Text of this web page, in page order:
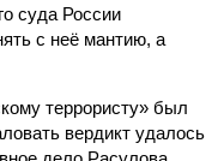
суда России
с неё мантию, а
террористу» был
вердикт удалось